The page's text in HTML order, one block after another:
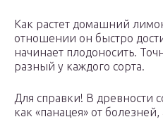
Как растет домашний
отношении он быстро
начинает плодоносить.
разный у каждого сорта.
Для справки! В древности
как «панацея» от